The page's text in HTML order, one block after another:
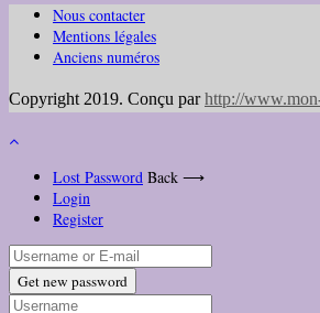
Nous contacter
Mentions légales
Anciens numéros
Copyright 2019. Conçu parhttp://
Lost Password Back ⟶
Login
Register
Get new password